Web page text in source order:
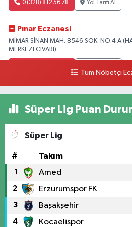
0 (328) 812 56 78 Yol Tarifi Al
Pınar Eczanesi
MİMAR SİNAN MAH. 8546 SOK. NO:4 A
MERKEZİ CİVARI)
Tüm Nöbetçi
Süper Lig Puan
Süper Lig
# Takım
1 Amed
2 Erzurumspor FK
3 Başakşehir
4 Kocaelispor